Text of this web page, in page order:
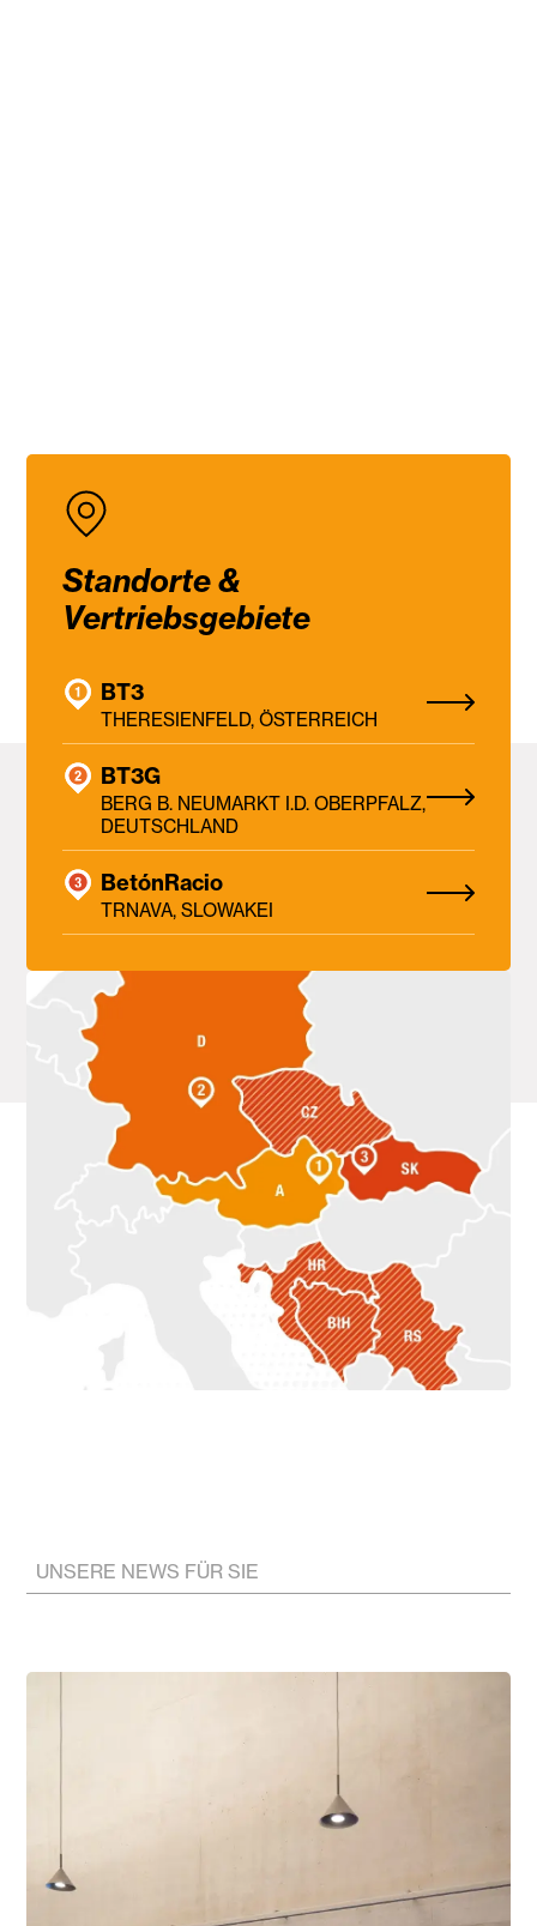
Standorte &
Vertriebsgebiete
BT3
THERESIENFELD, ÖSTERREICH
BT3G
BERG B. NEUMARKT I.D. OBERPFALZ,
DEUTSCHLAND
BetónRacio
TRNAVA, SLOWAKEI
UNSERE NEWS FÜR SIE